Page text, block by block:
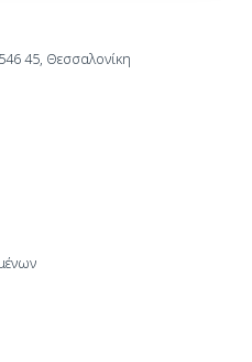
45, Θεσσαλονίκη